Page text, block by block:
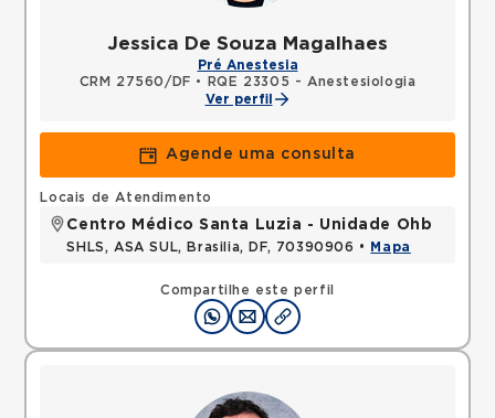
Jessica De Souza Magalhaes
Pré Anestesia
CRM 27560/DF •
RQE 23305 - Anestesiologia
Ver perfil
Agende uma consulta
Compartilhe este perfil
Locais de Atendimento
Centro Médico Santa Luzia - Unidade Ohb
SHLS, ASA SUL, Brasilia, DF, 70390906 • Mapa